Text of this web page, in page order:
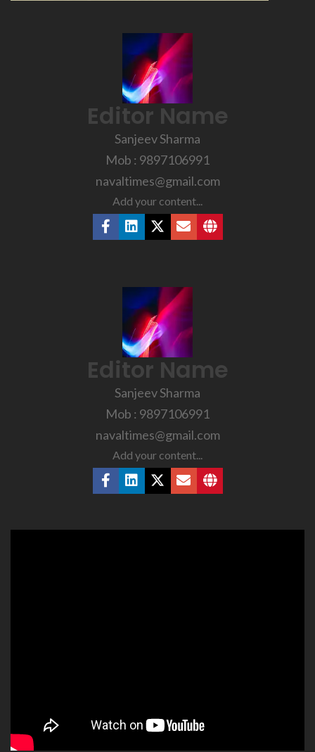
Editor Name
Sanjeev Sharma
Mob : 9897106991
navaltimes@gmail.com
Add your content...
Editor Name
Sanjeev Sharma
Mob : 9897106991
navaltimes@gmail.com
Add your content...